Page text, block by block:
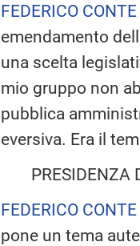
FEDERICO CONTE
emendamento
una scelta
mio gruppo non
pubblica
eversiva. Era il
PRESIDENZA
FEDERICO CONTE
pone un tema